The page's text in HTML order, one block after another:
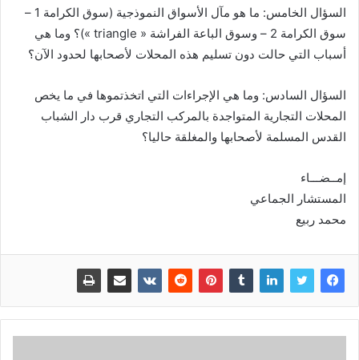
السؤال الخامس: ما هو مآل الأسواق النموذجية (سوق الكرامة 1 –
سوق الكرامة 2 – وسوق الباعة الفراشة « triangle »)؟ وما هي
أسباب التي حالت دون تسليم هذه المحلات لأصحابها لحدود الآن؟
السؤال السادس: وما هي الإجراءات التي اتخذتموها في ما يخص
المحلات التجارية المتواجدة بالمركب التجاري قرب دار الشباب
القدس المسلمة لأصحابها والمغلقة حاليا؟
إمــضـــاء
المستشار الجماعي
محمد ربيع